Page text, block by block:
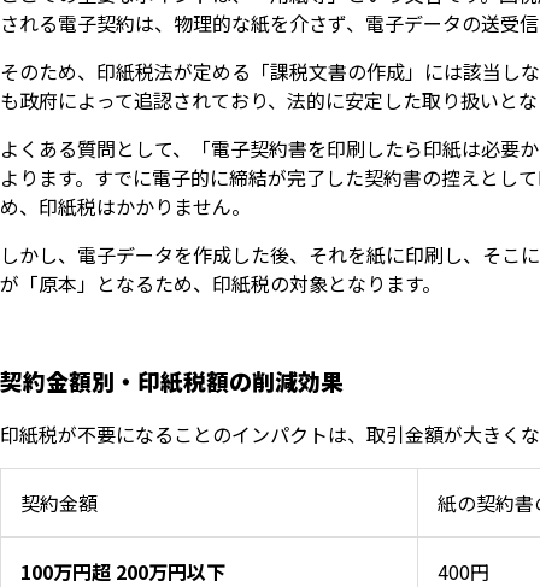
される電子契約は、物理的な紙を介さず、電子データの送受
そのため、印紙税法が定める「課税文書の作成」には該当し
も政府によって追認されており、法的に安定した取り扱いと
よくある質問として、「電子契約書を印刷したら印紙は必要
よります。すでに電子的に締結が完了した契約書の控えとし
め、印紙税はかかりません。
しかし、電子データを作成した後、それを紙に印刷し、そ
が「原本」となるため、印紙税の対象となります。
契約金額別・印紙税額の削減効果
印紙税が不要になることのインパクトは、取引金額が大きく
契約金額 紙の契約
100万円超 200万円以下 400円